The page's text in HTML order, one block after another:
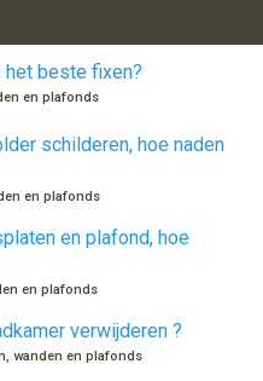
het beste fixen?
en plafonds
schilderen, hoe naden
en plafonds
en plafond, hoe
en plafonds
verwijderen ?
wanden en plafonds